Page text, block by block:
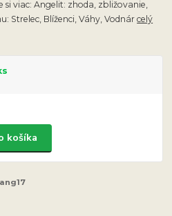
viac: Angelit: zhoda, zbližovanie,
Strelec, Blíženci, Váhy, Vodnárcelý
košíka